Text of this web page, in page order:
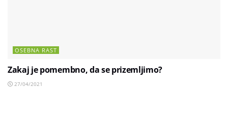
OSEBNA RAST
Zakaj je pomembno, da se prizemljimo?
27/04/2021